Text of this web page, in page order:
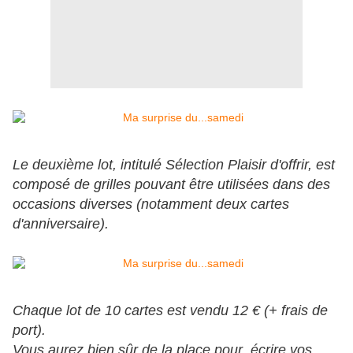
Le deuxième lot, intitulé Sélection Plaisir d'offrir, est
composé de grilles pouvant être utilisées dans des
occasions diverses (notamment deux cartes
d'anniversaire).
Chaque lot de 10 cartes est vendu 12 € (+ frais de
port).